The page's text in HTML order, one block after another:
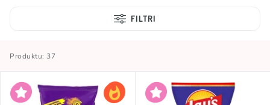
FILTRI
Produktu: 37